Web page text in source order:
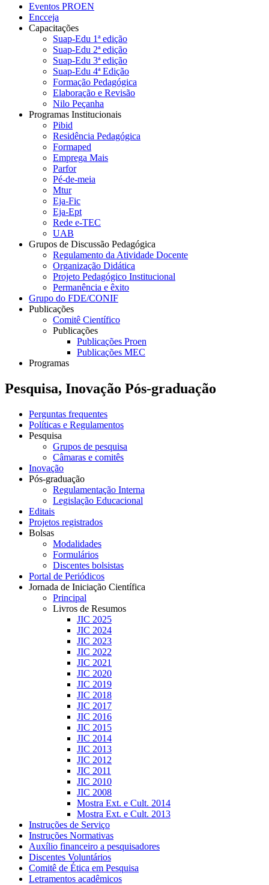
Eventos PROEN
Encceja
Capacitações
Suap-Edu 1ª edição
Suap-Edu 2ª edição
Suap-Edu 3ª edição
Suap-Edu 4ª Edição
Formação Pedagógica
Elaboração e Revisão
Nilo Peçanha
Programas Institucionais
Pibid
Residência Pedagógica
Formaped
Emprega Mais
Parfor
Pé-de-meia
Mtur
Eja-Fic
Eja-Ept
Rede e-TEC
UAB
Grupos de Discussão Pedagógica
Regulamento da Atividade Docente
Organização Didática
Projeto Pedagógico Institucional
Permanência e êxito
Grupo do FDE/CONIF
Publicações
Comitê Científico
Publicações
Publicações Proen
Publicações MEC
Programas
Pesquisa, Inovação Pós-graduação
Perguntas frequentes
Políticas e Regulamentos
Pesquisa
Grupos de pesquisa
Câmaras e comitês
Inovação
Pós-graduação
Regulamentação Interna
Legislação Educacional
Editais
Projetos registrados
Bolsas
Modalidades
Formulários
Discentes bolsistas
Portal de Periódicos
Jornada de Iniciação Científica
Principal
Livros de Resumos
JIC 2025
JIC 2024
JIC 2023
JIC 2022
JIC 2021
JIC 2020
JIC 2019
JIC 2018
JIC 2017
JIC 2016
JIC 2015
JIC 2014
JIC 2013
JIC 2012
JIC 2011
JIC 2010
JIC 2008
Mostra Ext. e Cult. 2014
Mostra Ext. e Cult. 2013
Instruções de Serviço
Instruções Normativas
Auxílio financeiro a pesquisadores
Discentes Voluntários
Comitê de Ética em Pesquisa
Letramentos acadêmicos